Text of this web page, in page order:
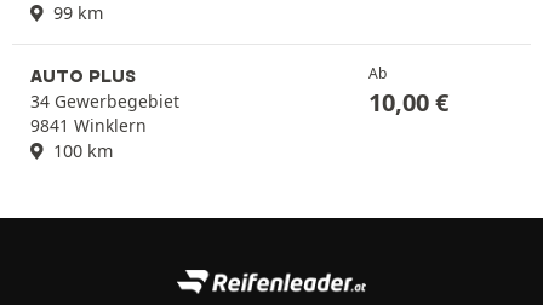
99 km
AUTO PLUS
34 Gewerbegebiet
9841 Winklern
100 km
Ab
10,00€